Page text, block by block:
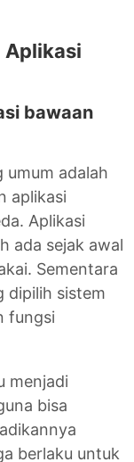
Aplikasi
bawaan
umum adalah
aplikasi
Aplikasi
ada sejak awal
Sementara
dipilih sistem
fungsi
menjadi
bisa
berlaku untuk